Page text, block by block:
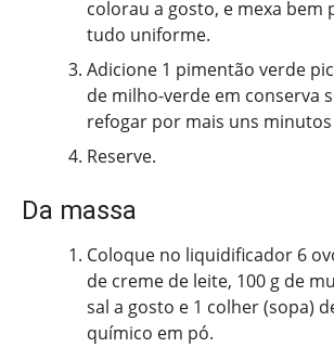
colorau a gosto, e mexa bem
tudo uniforme.
Adicione 1 pimentão verde
de milho-verde em conserva
refogar por mais uns
Reserve.
Da massa
Coloque no liquidificador 6
de creme de leite, 100 g de
sal a gosto e 1 colher (sopa)
químico em pó.